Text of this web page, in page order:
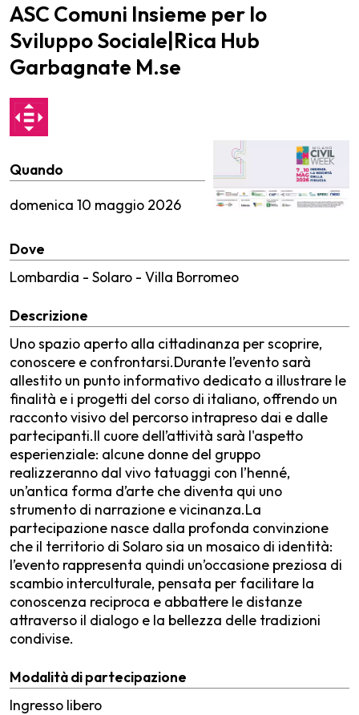
ASC Comuni Insieme per lo
Sviluppo Sociale|Rica Hub
Garbagnate M.se
Quando
domenica 10 maggio 2026
Dove
Lombardia - Solaro - Villa Borromeo
Descrizione
Uno spazio aperto alla cittadinanza per scoprire,
conoscere e confrontarsi.Durante l’evento sarà
allestito un punto informativo dedicato a illustrare le
finalità e i progetti del corso di italiano, offrendo un
racconto visivo del percorso intrapreso dai e dalle
partecipanti.Il cuore dell’attività sarà l'aspetto
esperienziale: alcune donne del gruppo
realizzeranno dal vivo tatuaggi con l’henné,
un’antica forma d’arte che diventa qui uno
strumento di narrazione e vicinanza.La
partecipazione nasce dalla profonda convinzione
che il territorio di Solaro sia un mosaico di identità:
l’evento rappresenta quindi un’occasione preziosa di
scambio interculturale, pensata per facilitare la
conoscenza reciproca e abbattere le distanze
attraverso il dialogo e la bellezza delle tradizioni
condivise.
Modalità di partecipazione
Ingresso libero